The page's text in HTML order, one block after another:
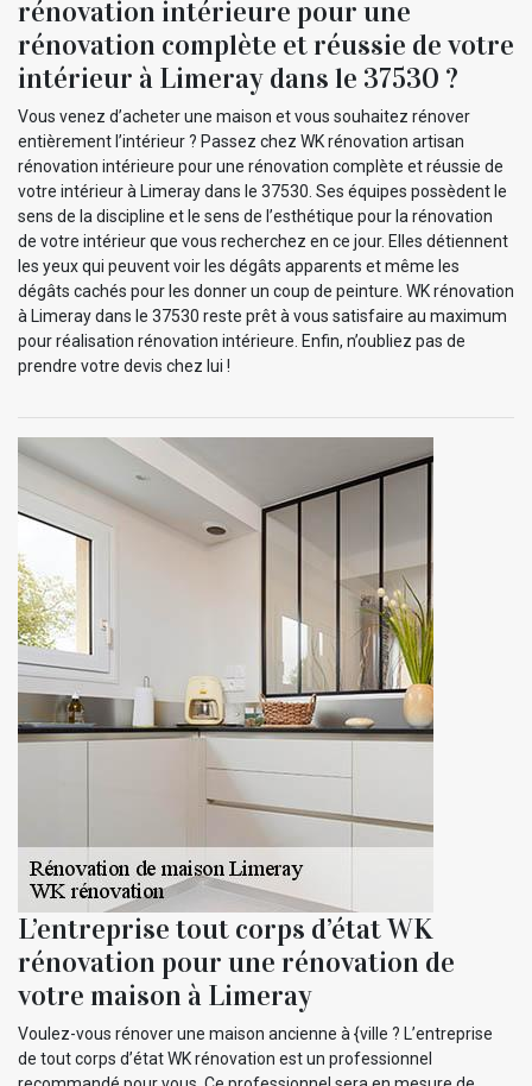
rénovation intérieure pour une
rénovation complète et réussie de votre
intérieur à Limeray dans le 37530 ?
Vous venez d’acheter une maison et vous souhaitez rénover
entièrement l’intérieur ? Passez chez WK rénovation artisan
rénovation intérieure pour une rénovation complète et réussie de
votre intérieur à Limeray dans le 37530. Ses équipes possèdent le
sens de la discipline et le sens de l’esthétique pour la rénovation
de votre intérieur que vous recherchez en ce jour. Elles détiennent
les yeux qui peuvent voir les dégâts apparents et même les
dégâts cachés pour les donner un coup de peinture. WK rénovation
à Limeray dans le 37530 reste prêt à vous satisfaire au maximum
pour réalisation rénovation intérieure. Enfin, n’oubliez pas de
prendre votre devis chez lui !
L’entreprise tout corps d’état WK
rénovation pour une rénovation de
votre maison à Limeray
Voulez-vous rénover une maison ancienne à {ville ? L’entreprise
de tout corps d’état WK rénovation est un professionnel